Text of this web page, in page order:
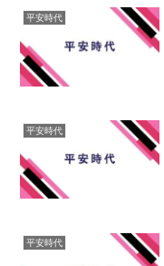
平安時代
平安時代
平安時代